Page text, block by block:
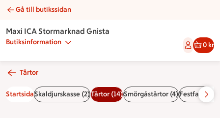
Blåbärsprinsesstårta | Catering Maxi ICA Stormarknad Gnista
Gå till butikssidan
Maxi ICA Stormarknad Gnista
Butiksinformation 0 kr
Tårtor
StartsidaSkaldjurskasse (2)Tårtor (14)Smörgåstårtor (4)Festfat &